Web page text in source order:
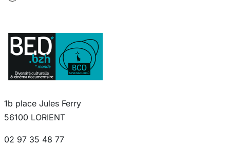
1b place Jules Ferry
56100 LORIENT
02 97 35 48 77